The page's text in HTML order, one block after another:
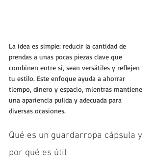
La idea es simple: reducir la cantidad de
prendas a unas pocas piezas clave que
combinen entre sí, sean versátiles y reflejen
tu estilo. Este enfoque ayuda a ahorrar
tiempo, dinero y espacio, mientras mantiene
una apariencia pulida y adecuada para
diversas ocasiones.
Qué es un guardarropa cápsula y
por qué es útil